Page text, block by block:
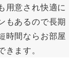
用意され快適に
もあるので長期
時間ならお部屋
ます。